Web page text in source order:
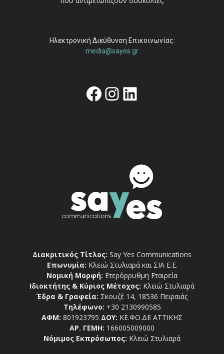
Ηλεκτρονική Διεύθυνση Επικοινωνίας:
media@sayes.gr
Facebook
Instagram
Linkedin
Διακριτικός Τίτλος: Say Yes Communications
Επωνυμία: Κλειώ Στυλιαρά και ΣΙΑ Ε.Ε.
Νομική Μορφή: Ετερόρρυθμη Εταιρεία
Ιδιοκτήτης & Κύριος Μέτοχος: Κλειώ Στυλιαρά
Έδρα & Γραφεία: Σκουζέ 14, 18536 Πειραιάς
Τηλέφωνο: +30 2130990585
ΑΦΜ: 801923795 ΔΟΥ: ΚΕ.ΦΟ.ΔΕ ΑΤΤΙΚΗΣ
ΑΡ. ΓΕΜΗ: 166005009000
Νόμιμος Εκπρόσωπος: Κλειώ Στυλιαρά